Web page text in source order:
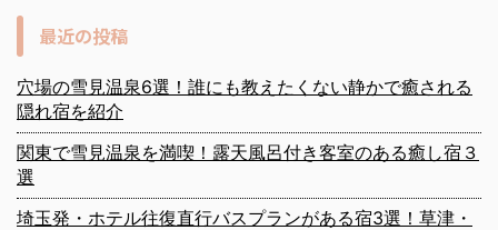
最近の投稿
穴場の雪見温泉6選！誰にも教えたくない静かで癒される
隠れ宿を紹介
関東で雪見温泉を満喫！露天風呂付き客室のある癒し宿３
選
埼玉発・ホテル往復直行バスプランがある宿3選！草津・